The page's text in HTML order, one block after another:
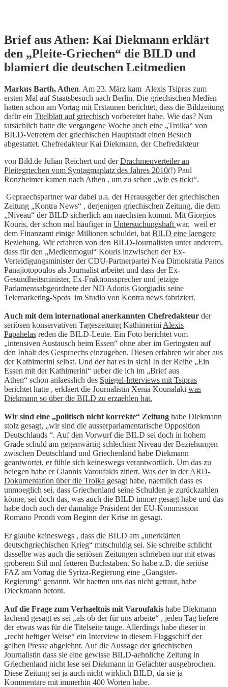
Skip
to
content
Brief aus Athen: Kai Diekmann erklärt
den „Pleite-Griechen“ die BILD und
blamiert die deutschen Leitmedien
Markus Barth, Athen. Am 23. März kam Alexis Tsipras zum
ersten Mal auf Staatsbesuch nach Berlin. Die griechischen Medien
hatten schon am Vortag mit Erstaunen berichtet, dass die Bildzeitung
dafür ein Titelblatt auf griechisch vorbereitet habe. Wie das? Nun
tatsächlich hatte die vergangene Woche auch eine „Troika“ von
BILD-Vetretern der griechischen Hauptstadt einen Besuch
abgestattet. Chefredakteur Kai Diekmann, der Chefredakteur
von Bild.de Julian Reichert und derDrachmenverteiler an
Pleitegriechen vom Syntagmaplatz des Jahres 2010(!) Paul
Ronzheimer kamen nach Athen , um zu sehen „wie es tickt“.
Gepraechspartner war dabei u.a. der Herausgeber der griechischen
Zeitung „Kontra News“ , derjenigen griechischen Zeitung, die dem
„Niveau“ der BILD sicherlich am naechsten kommt. Mit Giorgios
Kouris, der schon mal häufiger in Untersuchungshaft war, weil er
dem Finanzamt einige Millionen schuldet, hat BILD eine laengere
Beziehung. Wir erfahren von den BILD-Journalisten unter anderem,
dass für den „Medienmogul“ Kouris inzwischen der Ex-
Verteidigungsminister der CDU-Partnerpartei Nea Dimokratia Panos
Panajiotopoulos als Journalist arbeitet und dass der Ex-
Gesundheitsminister, Ex-Fraktionssprecher und jetzige
Parlamentsabgeordnete der ND Adonis Giorgiadis seine
Telemarketing-Spots im Studio von Kontra news fabriziert.
Auch mit dem international anerkannten Chefredakteur der
seriösen konservativen Tageszeitung Kathimerini Alexis
Papahelas reden die BILD-Leute. Ein Foto berichtet vom
„intensiven Austausch beim Essen“ ohne aber im Geringsten auf
den Inhalt des Gespraechs einzugehen. Diesen erfahren wir aber aus
der Kathimerini selbst. Und der hat es in sich! In der Reihe „Ein
Essen mit der Kathimerini“ ueber die ich im „Brief aus
Athen“ schon anlaesslich des Spiegel-Interviews mit Tsipras
berichtet hatte , erklaert die Journalistin Xenia Kounalaki was
Diekmann so über die BILD zu erzaehlen hat.
Wir sind eine „politisch nicht korrekte“ Zeitung habe Diekmann
stolz gesagt, „wir sind die ausserparlamentarische Opposition
Deutschlands “. Auf den Vorwurf die BILD sei doch in hohem
Grade schuld am gegenwärtig schlechten Niveau der Beziehungen
zwischen Deutschland und Griechenland habe Diekmann
geantwortet, er fühle sich keineswegs verantwortlich. Um das zu
belegen habe er Giannis Varoufakis zitiert. Was der in derARD-
Dokumentation über die Troika gesagt habe, naemlich dass es
unmoeglich sei, dass Griechenland seine Schulden je zurückzahlen
könne, sei doch das, was auch die BILD immer gesagt habe und das
habe doch auch der damalige Präsident der EU-Kommission
Romano Prondi vom Beginn der Krise an gesagt.
Er glaube keineswegs , dass die BILD am „unerklärten
deutschgriechischen Krieg“ mitschuldig sei. Sie schreibe schlicht
dasselbe was auch die seriösen Zeitungen schrieben nur mit etwas
groberem Stil und fetteren Buchstaben. So habe z.B. die seriöse
FAZ am Vortag die Syriza-Regierung eine „Gangster-
Regierung“ genannt. Wir haetten uns das nicht getraut, habe
Dieckmann betont.
Auf die Frage zum Verhaeltnis mit Varoufakis habe Diekmann
lachend gesagt es sei „als ob der für uns arbeite“ , jeden Tag liefere
der etwas was für die Titelseite tauge. Allerdings habe dieser in
„recht heftiger Weise“ ein Interview in diesem Flaggschiff der
gelben Presse abgelehnt. Auf die Aussage der griechischen
Journalistin dass sie eine gewisse BILD-aehnliche Zeitung in
Griechenland nicht lese sei Diekmann in Gelächter ausgebrochen.
Diese Zeitung sei ja auch nicht wirklich BILD, da sie ja
Kommentare mit immerhin 400 Worten habe.